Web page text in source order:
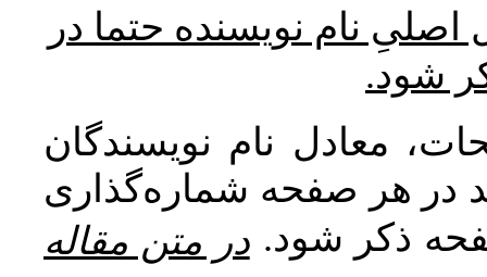
نام نویسنده حتما در
شود.
معادل نام نویسندگان
در هر صفحه شماره‌گذاری
ذکر شود. در متن مقاله